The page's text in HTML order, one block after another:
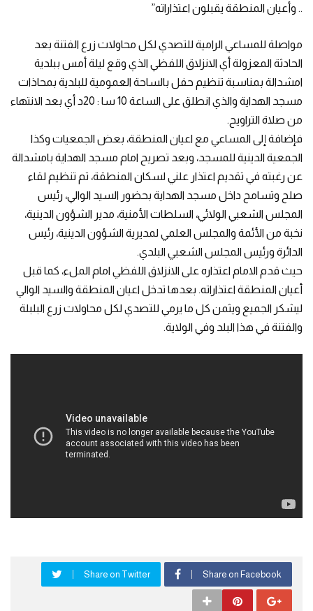
.. وأعيان المنطقة يقبلون اعتذاراته”
مواصلة للمساعي الرامية للتصدي لكل محاولات زرع الفتنة بعد
الحادثة المعزولة أي الانزلاق اللفظي الذي وقع ليلة أمس ببلدية
امشدالة بمناسبة تنظيم حفل بالساحة العمومية للبلدية بمحاذات
مسجد الهداية والذي انطلق على الساعة 10 سا : 20د أي بعد الانتهاء
من صلاة التراويح.
فإضافة إلى المساعي مع اعيان المنطقة، بعض الجمعيات وكذا
الجمعية الدينية للمسجد، وبعد تصريح امام مسجد الهداية بامشدالة
عن رغبته في تقديم اعتذار علني لسكان المنطقة، تم تنظيم لقاء
صلح وتسامح داخل مسجد الهداية بحضور السيد الوالي، رئيس
المجلس الشعبي الولائي، السلطات الأمنية، مدير الشؤون الدينية،
نخبة من الأئمة والمجلس العلمي لمديرية الشؤون الدينية، رئيس
الدائرة ورئيس المجلس الشعبي البلدي.
حيث قدم الامام اعتذاره على الانزلاق اللفظي امام الملء، كما قبل
أعيان المنطقة اعتذاراته. بعدها تدخل اعيان المنطقة والسيد الوالي
ليشكر الجميع ويثمن كل ما يرمي للتصدي لكل محاولات زرع البلبلة
والفتنة في هذا البلد وفي الولاية.
Share on Facebook
Share on Twitter